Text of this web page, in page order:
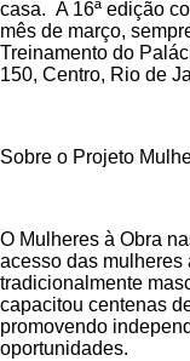
casa. A 16ª edição
mês de março,
Treinamento do
150, Centro, Rio de
Sobre o Projeto
O Mulheres à Obra
acesso das mulheres
tradicionalmente
capacitou centenas
promovendo
oportunidades.